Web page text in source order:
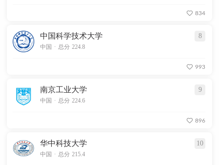
834
中国科学技术大学 8
中国 . 总分 224.8
993
南京工业大学 9
中国 . 总分 224.6
896
华中科技大学 10
中国 . 总分 215.4